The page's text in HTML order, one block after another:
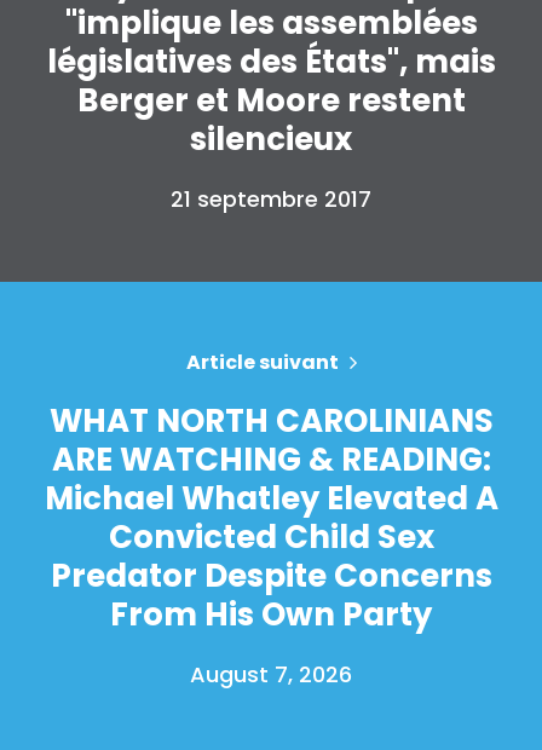
"implique les assemblées
législatives des États", mais
Berger et Moore restent
silencieux
21 septembre 2017
Article suivant
WHAT NORTH CAROLINIANS
ARE WATCHING & READING:
Michael Whatley Elevated A
Convicted Child Sex
Predator Despite Concerns
From His Own Party
August 7, 2026